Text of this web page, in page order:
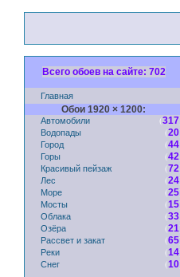
Всего обоев на сайте: 702
Главная
Обои 1920 × 1200:
Автомобили (317
Водопады
(20
Город
(44
Горы
(42
Красивый пейзаж
(72
Лес
(24
Море
(25
Мосты
(15
Облака
(33
Озёра
(21
Рассвет и закат
(65
Реки
(14
Снег
(10